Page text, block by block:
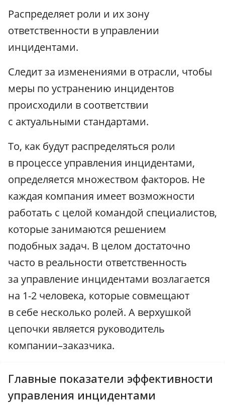
Распределяет роли и их зону
ответственности в управлении
инцидентами.
Следит за изменениями в отрасли, чтобы
меры по устранению инцидентов
происходили в соответствии
с актуальными стандартами.
То, как будут распределяться роли
в процессе управления инцидентами,
определяется множеством факторов. Не
каждая компания имеет возможности
работать с целой командой специалистов,
которые занимаются решением
подобных задач. В целом достаточно
часто в реальности ответственность
за управление инцидентами возлагается
на 1-2 человека, которые совмещают
в себе несколько ролей. А верхушкой
цепочки является руководитель
компании–заказчика.
Главные показатели эффективности
управления инцидентами